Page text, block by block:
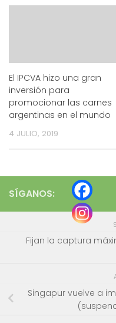
El IPCVA hizo una gran
inversión para
promocionar las carnes
argentinas en el mundo
4 JULIO, 2019
SÍGANOS:
Fijan la captura
Singapur vuelve a